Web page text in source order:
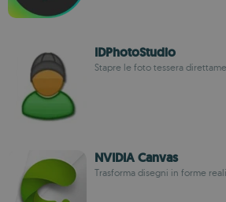
IDPhotoStudio
Stapre le foto tessera
NVIDIA Canvas
Trasforma disegni in forme reali